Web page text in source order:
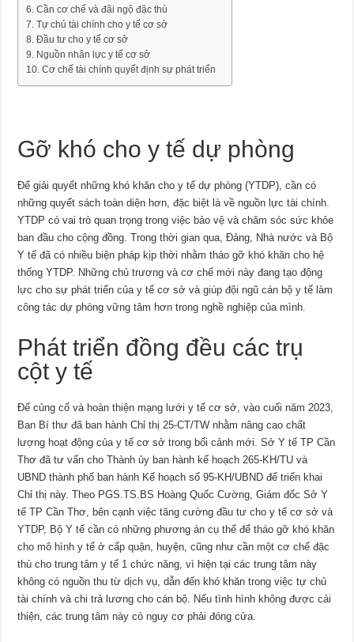
Cần cơ chế và đãi ngộ đặc thù
Tự chủ tài chính cho y tế cơ sở
Đầu tư cho y tế cơ sở
Nguồn nhân lực y tế cơ sở
Cơ chế tài chính quyết định sự phát triển
Gỡ khó cho y tế dự phòng
Để giải quyết những khó khăn cho y tế dự phòng (YTDP), cần có
những quyết sách toàn diện hơn, đặc biệt là về nguồn lực tài chính.
YTDP có vai trò quan trọng trong việc bảo vệ và chăm sóc sức khỏe
ban đầu cho cộng đồng. Trong thời gian qua, Đảng, Nhà nước và Bộ
Y tế đã có nhiều biện pháp kịp thời nhằm tháo gỡ khó khăn cho hệ
thống YTDP. Những chủ trương và cơ chế mới này đang tạo động
lực cho sự phát triển của y tế cơ sở và giúp đội ngũ cán bộ y tế làm
công tác dự phòng vững tâm hơn trong nghề nghiệp của mình.
Phát triển đồng đều các trụ
cột y tế
Để củng cố và hoàn thiện mạng lưới y tế cơ sở, vào cuối năm 2023,
Ban Bí thư đã ban hành Chỉ thị 25-CT/TW nhằm nâng cao chất
lượng hoạt động của y tế cơ sở trong bối cảnh mới. Sở Y tế TP Cần
Thơ đã tư vấn cho Thành ủy ban hành kế hoạch 265-KH/TU và
UBND thành phố ban hành Kế hoạch số 95-KH/UBND để triển khai
Chỉ thị này. Theo PGS.TS.BS Hoàng Quốc Cường, Giám đốc Sở Y
tế TP Cần Thơ, bên cạnh việc tăng cường đầu tư cho y tế cơ sở và
YTDP, Bộ Y tế cần có những phương án cụ thể để tháo gỡ khó khăn
cho mô hình y tế ở cấp quận, huyện, cũng như cần một cơ chế đặc
thù cho trung tâm y tế 1 chức năng, vì hiện tại các trung tâm này
không có nguồn thu từ dịch vụ, dẫn đến khó khăn trong việc tự chủ
tài chính và chi trả lương cho cán bộ. Nếu tình hình không được cải
thiện, các trung tâm này có nguy cơ phải đóng cửa.